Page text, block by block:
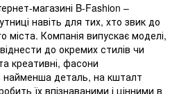
магазині B-Fashion –
навіть для тих, хто звик до
міста. Компанія випускає моделі,
до окремих стилів чи
креативні, фасони
найменша деталь, на кшталт
їх впізнаваними і цінними в